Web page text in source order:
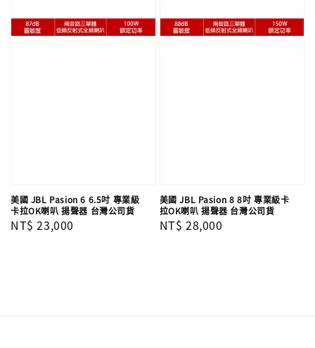
美國 JBL Pasion 6 6.5吋 專業級
卡拉OK喇叭 揚聲器 台灣公司貨
Regular
NT$ 23,000
美國 JBL Pasion 8 8吋 專業級卡
拉OK喇叭 揚聲器 台灣公司貨
Regular
NT$ 28,000